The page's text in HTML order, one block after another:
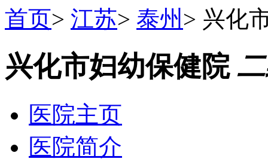
首页> 江苏> 泰州 > 兴化
兴化市妇幼保健院
医院主页
医院简介